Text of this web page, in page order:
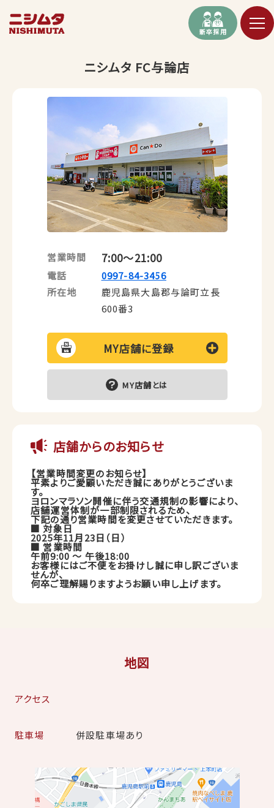
新卒採用
ニシムタ FC与論店
営業時間 7:00〜21:00
電話
0997-84-3456
所在地
鹿児島県大島郡与論町立長
600番3
MY店舗に登録
MY店舗とは
店舗からのお知らせ
【営業時間変更のお知らせ】
平素よりご愛顧いただき誠にありがとうございま
す。
ヨロンマラソン開催に伴う交通規制の影響により、
店舗運営体制が一部制限されるため、
下記の通り営業時間を変更させていただきます。
■ 対象日
2025年11月23日（日）
■ 営業時間
午前9:00 ～ 午後18:00
お客様にはご不便をお掛けし誠に申し訳ございま
せんが、
何卒ご理解賜りますようお願い申し上げます。
地図
アクセス
駐車場 併設駐車場あり